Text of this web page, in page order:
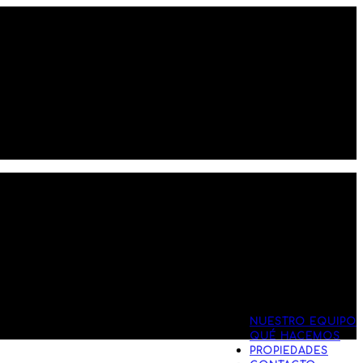
NUESTRO EQUIPO
QUÉ HACEMOS
PROPIEDADES